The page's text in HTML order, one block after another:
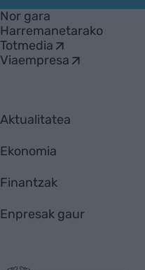
Nor gara
Harremanetarako
Totmedia
Viaempresa
Aktualitatea
Ekonomia
Finantzak
Enpresak gaur